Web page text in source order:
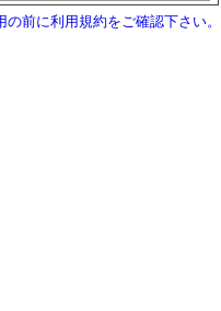
前に利用規約をご確認下さい。